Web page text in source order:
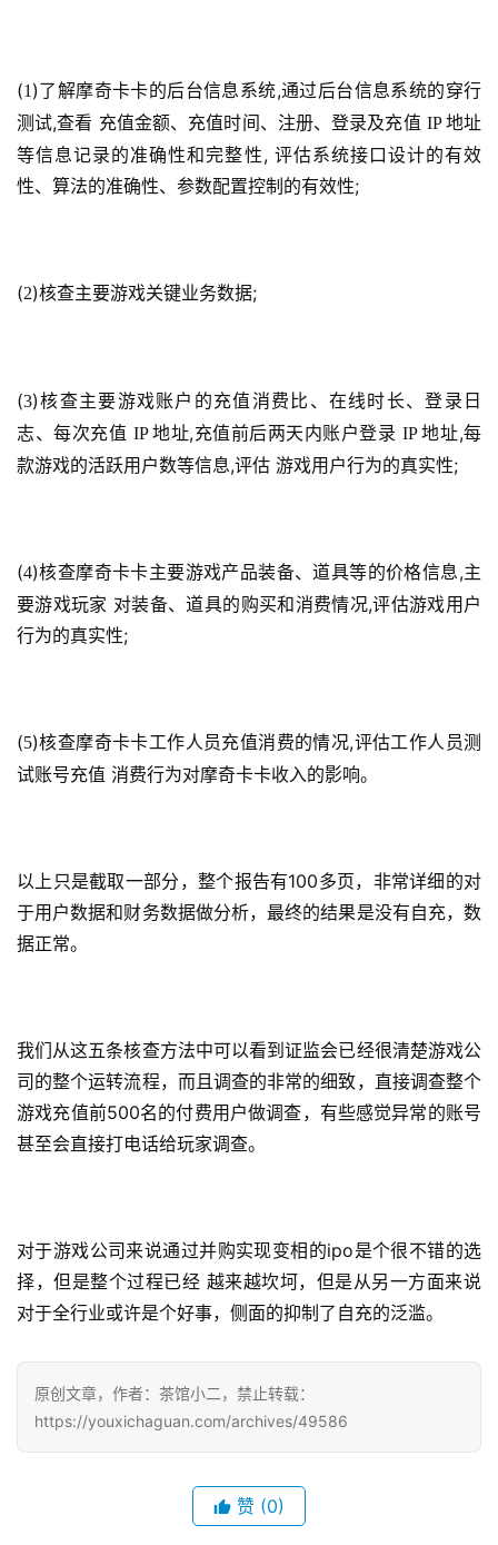
戏
休
闲
游
2
第
十
三
届
7
3
0
茶
对
上
海
站
文
(
中
国
(1 )了解摩奇卡卡的后台信息系统,通过后台信息系统的穿行
测试,查看 充值金额、充值时间、注册、登录及充值 IP 地址
等信息记录的准确性和完整性, 评估系统接口设计的有效
性、算法的准确性、参数配置控制的有效性;
(2)核查主要游戏关键业务数据;
(3)核查主要游戏账户的充值消费比、在线时长、登录日
志、每次充值 IP 地址,充值前后两天内账户登录 IP 地址,每
款游戏的活跃用户数等信息,评估 游戏用户行为的真实性;
(4)核查摩奇卡卡主要游戏产品装备、道具等的价格信息,主
要游戏玩家 对装备、道具的购买和消费情况,评估游戏用户
行为的真实性;
(5)核查摩奇卡卡工作人员充值消费的情况,评估工作人员测
试账号充值 消费行为对摩奇卡卡收入的影响。
以上只是截取一部分，整个报告有100多页，非常详细的对
于用户数据和财务数据做分析，最终的结果是没有自充，数
据正常。
我们从这五条核查方法中可以看到证监会已经很清楚游戏公
司的整个运转流程，而且调查的非常的细致，直接调查整个
游戏充值前500名的付费用户做调查，有些感觉异常的账号
甚至会直接打电话给玩家调查。
对于游戏公司来说通过并购实现变相的ipo是个很不错的选
择，但是整个过程已经 越来越坎坷，但是从另一方面来说
对于全行业或许是个好事，侧面的抑制了自充的泛滥。
原创文章，作者：茶馆小二，禁止转载：
https://youxichaguan.com/archives/49586
赞 (0)